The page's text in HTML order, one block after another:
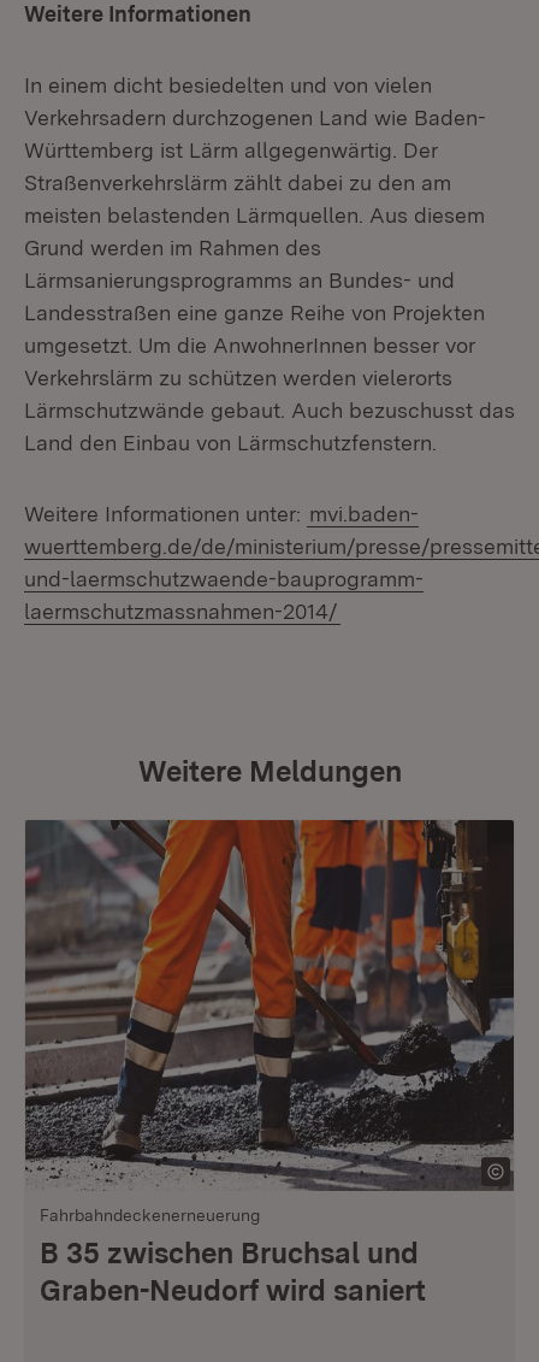
Weitere Informationen
In einem dicht besiedelten und von vielen
Verkehrsadern durchzogenen Land wie Baden-
Württemberg ist Lärm allgegenwärtig. Der
Straßenverkehrslärm zählt dabei zu den am
meisten belastenden Lärmquellen. Aus diesem
Grund werden im Rahmen des
Lärmsanierungsprogramms an Bundes- und
Landesstraßen eine ganze Reihe von Projekten
umgesetzt. Um die AnwohnerInnen besser vor
Verkehrslärm zu schützen werden vielerorts
Lärmschutzwände gebaut. Auch bezuschusst das
Land den Einbau von Lärmschutzfenstern.
Weitere Informationen unter: mvi.baden-
wuerttemberg.de/de/ministerium/presse/
und-laermschutzwaende-bauprogramm-
laermschutzmassnahmen-2014/
Weitere Meldungen
Fahrbahndeckenerneuerung
B 35 zwischen Bruchsal und
Graben-Neudorf wird saniert